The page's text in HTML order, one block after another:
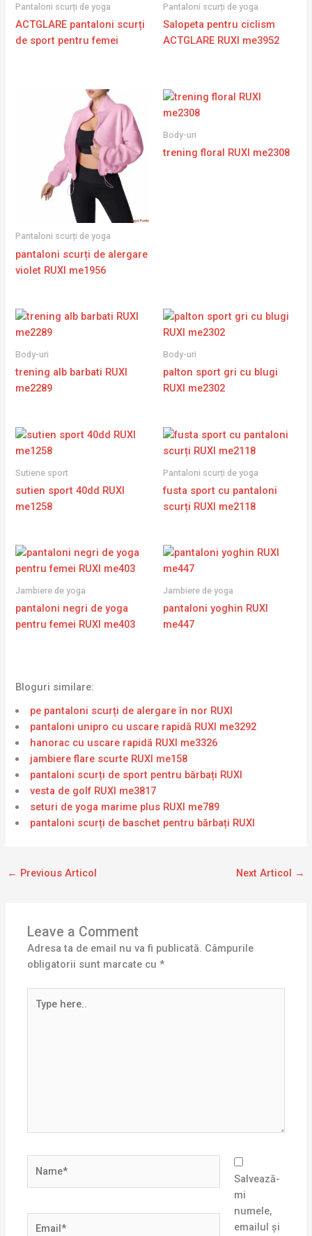
Pantaloni scurți de yoga
ACTGLARE pantaloni scurți
de sport pentru femei
Pantaloni scurți de yoga
Salopeta pentru ciclism
ACTGLARE RUXI me3952
Pantaloni scurți de yoga
pantaloni scurți de alergare
violet RUXI me1956
Body-uri
trening floral RUXI me2308
Body-uri
trening alb barbati RUXI
me2289
Body-uri
palton sport gri cu blugi
RUXI me2302
Sutiene sport
sutien sport 40dd RUXI
me1258
Pantaloni scurți de yoga
fusta sport cu pantaloni
scurți RUXI me2118
Jambiere de yoga
pantaloni negri de yoga
pentru femei RUXI me403
Jambiere de yoga
pantaloni yoghin RUXI
me447
Bloguri similare:
pe pantaloni scurți de alergare în nor RUXI
pantaloni unipro cu uscare rapidă RUXI me3292
hanorac cu uscare rapidă RUXI me3326
jambiere flare scurte RUXI me158
pantaloni scurți de sport pentru bărbați RUXI
vesta de golf RUXI me3817
seturi de yoga marime plus RUXI me789
pantaloni scurți de baschet pentru bărbați RUXI
← Previous Articol Next Articol →
Leave a Comment
Adresa ta de email nu va fi publicată. Câmpurile
obligatorii sunt marcate cu*
here..
Salvează-
mi
numele,
emailul și